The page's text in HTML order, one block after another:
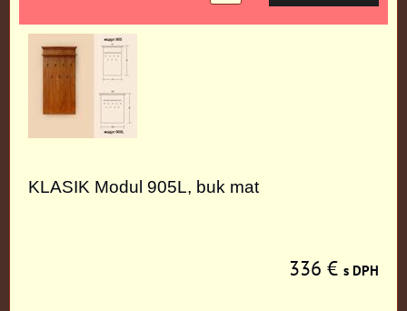
KLASIK Modul 905L, buk mat
336 € s DPH